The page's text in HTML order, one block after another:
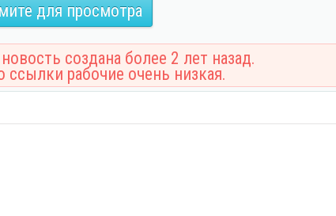
для просмотра
создана более 2 лет назад.
ссылки рабочие очень низкая.